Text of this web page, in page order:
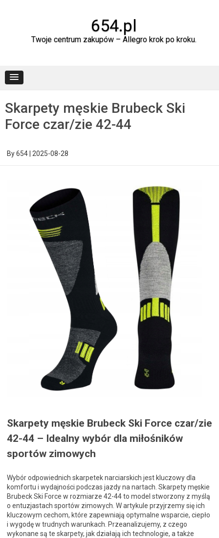
654.pl
Twoje centrum zakupów – Allegro krok po kroku.
Skarpety męskie Brubeck Ski
Force czar/zie 42-44
By654 2025-08-28
Skarpety męskie Brubeck Ski Force czar/zie
42-44 – Idealny wybór dla miłośników
sportów zimowych
Wybór odpowiednich skarpetek narciarskich jest kluczowy dla
komfortu i wydajności podczas jazdy na nartach. Skarpety męskie
Brubeck Ski Force w rozmiarze 42-44 to model stworzony z myślą
o entuzjastach sportów zimowych. W artykule przyjrzemy się ich
kluczowym cechom, które zapewniają optymalne wsparcie, ciepło
i wygodę w trudnych warunkach. Przeanalizujemy, z czego
wykonane są te skarpety, jak działają ich technologie, a także